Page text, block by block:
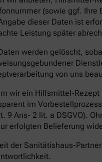
(sowie ggf. Ihre
dieser Daten ist
Leistung später
werden gelöscht,
von uns
wir ein Hilfsmittel-
im
9 Ans- 2 lit. a DSGVO).
erfolgten Belieferung
der Sanitätishaus-